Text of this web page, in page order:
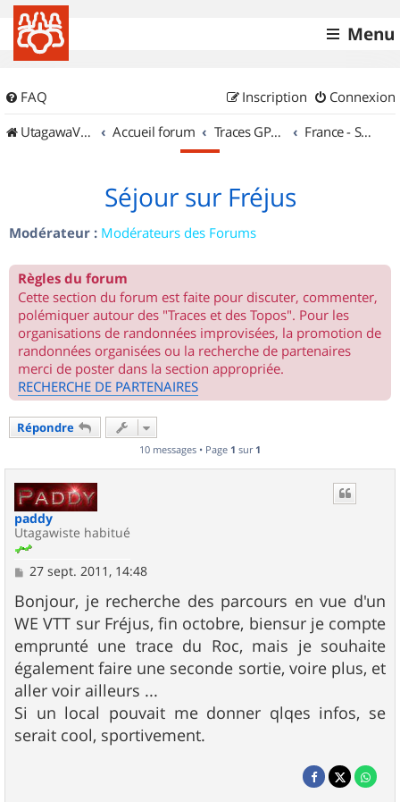
Menu
FAQ Connexion
Inscription
UtagawaVTT (Randos VTT et VTTAE avec traces GPS)
Accueil forum Traces GPS de randos VTT France - Sud Est
Séjour sur Fréjus
Modérateur : Modérateurs des Forums
Règles du forum
Cette section du forum est faite pour discuter, commenter,
polémiquer autour des "Traces et des Topos". Pour les
organisations de randonnées improvisées, la promotion de
randonnées organisées ou la recherche de partenaires
merci de poster dans la section appropriée.
RECHERCHE DE PARTENAIRES
Répondre
10 messages • Page 1 sur 1
paddy
Utagawiste habitué
M
s
s
a
g
e
27 sept. 2011, 14:48
Bonjour, je recherche des parcours en vue d'un
WE VTT sur Fréjus, fin octobre, biensur je compte
emprunté une trace du Roc, mais je souhaite
également faire une seconde sortie, voire plus, et
aller voir ailleurs ...
Si un local pouvait me donner qlqes infos, se
serait cool, sportivement.